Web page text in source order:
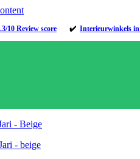
10 Review score ✔️ Interieurwinkels